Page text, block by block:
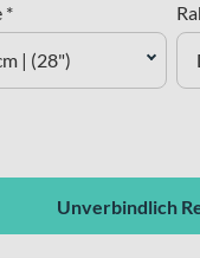
*
| (28")
Unverbindlich